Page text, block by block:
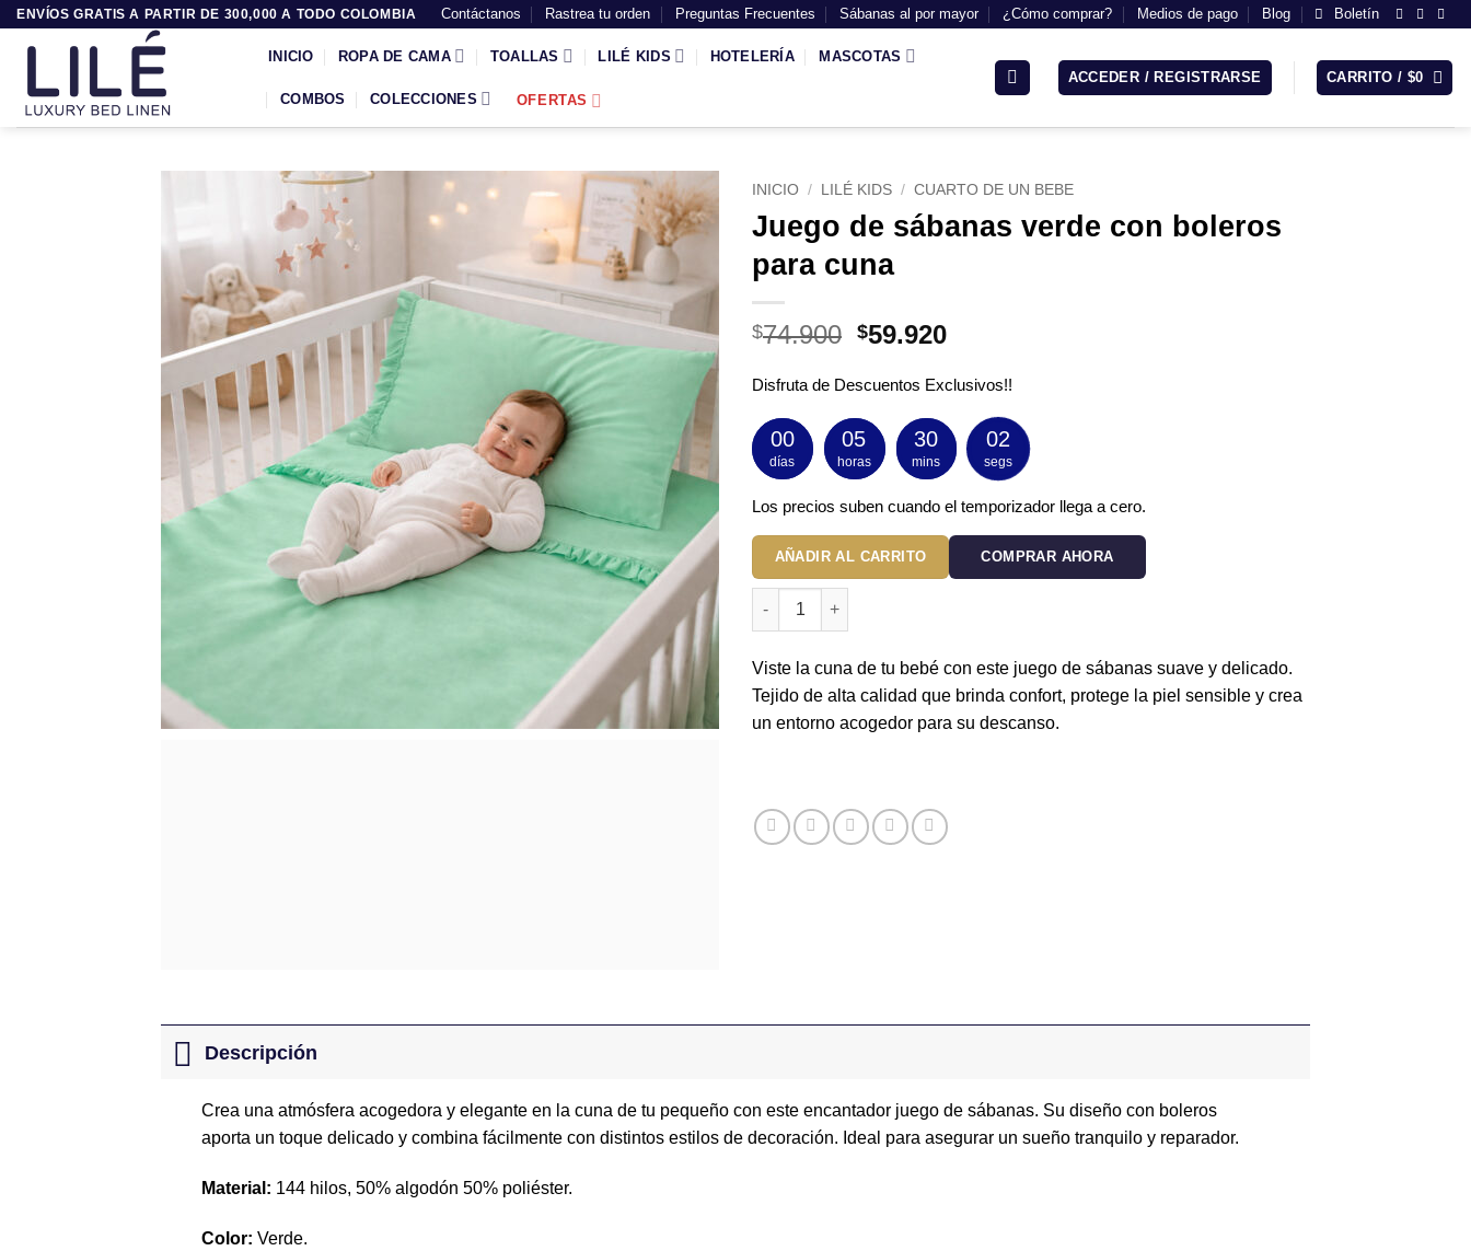
Saltar
ENVÍOS GRATIS A PARTIR DE 300,000 A TODO COLOMBIA Contáctanos Rastrea tu orden Preguntas Frecuentes Sábanas al por mayor ¿Cómo comprar? Medios de pago Blog Boletín
INICIO ROPA DE CAMA TOALLAS LILÉ KIDS HOTELERÍA MASCOTAS
COMBOS COLECCIONES OFERTAS
ACCEDER / REGISTRARSE CARRITO / $0
INICIO / LILÉ KIDS / CUARTO DE UN BEBE
Juego de sábanas verde con boleros
para cuna
$74.900 El
original
era:
$74.900.
$59.920El
actual
$59.920.
Disfruta de Descuentos Exclusivos!!
00
días
05
horas
30
mins
01
segs
Los precios suben cuando el temporizador llega a cero.
Juego de sábanas verde con boleros para cuna cantidad
AÑADIR AL CARRITO COMPRAR AHORA
Viste la cuna de tu bebé con este juego de sábanas suave y delicado.
Tejido de alta calidad que brinda confort, protege la piel sensible y crea
un entorno acogedor para su descanso.
Descripción
Crea una atmósfera acogedora y elegante en la cuna de tu pequeño con este encantador juego de sábanas. Su diseño con boleros
aporta un toque delicado y combina fácilmente con distintos estilos de decoración. Ideal para asegurar un sueño tranquilo y reparador.
Material: 144 hilos, 50% algodón 50% poliéster.
Color: Verde.